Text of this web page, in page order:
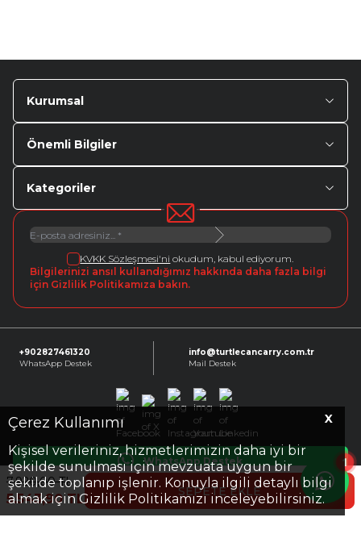
1
X
Çerez Kullanımı
Kişisel verileriniz, hizmetlerimizin daha iyi bir
şekilde sunulması için mevzuata uygun bir
şekilde toplanıp işlenir. Konuyla ilgili detaylı bilgi
almak için Gizlilik Politikamızı inceleyebilirsiniz.
7.920,00TL
5.543,90TL SEPETE EKLE
Kurumsal
Önemli Bilgiler
Kategoriler
KVKK Sözleşmesi'ni okudum, kabul ediyorum.
Bilgilerinizi ansıl kullandığımız hakkında daha fazla bilgi
için Gizlilik Politikamıza bakın.
+902827461320
WhatsApp Destek
info@turtlecancarry.com.tr
Mail Destek
Facebook
X InstagramYoutube
WhatsApp Destek